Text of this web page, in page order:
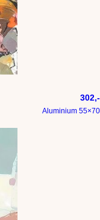
302,-
Aluminium 55×70